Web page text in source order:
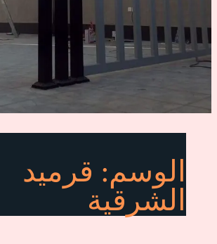
الوسم: قرميد
الشرقية